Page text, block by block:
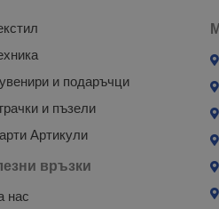
и подаръчци
и пъзели
Артикули
връзки
нас